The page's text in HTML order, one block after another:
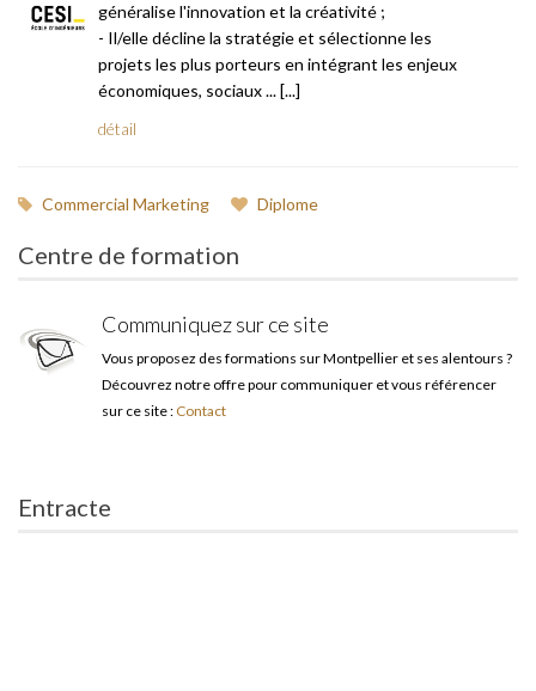
généralise l'innovation et la créativité ;
- Il/elle décline la stratégie et sélectionne les
projets les plus porteurs en intégrant les enjeux
économiques, sociaux ... [...]
détail
Commercial Marketing Diplome
Centre de formation
Communiquez sur ce site
Vous proposez des formations sur Montpellier et ses alentours ?
Découvrez notre offre pour communiquer et vous référencer
sur ce site : Contact
Entracte